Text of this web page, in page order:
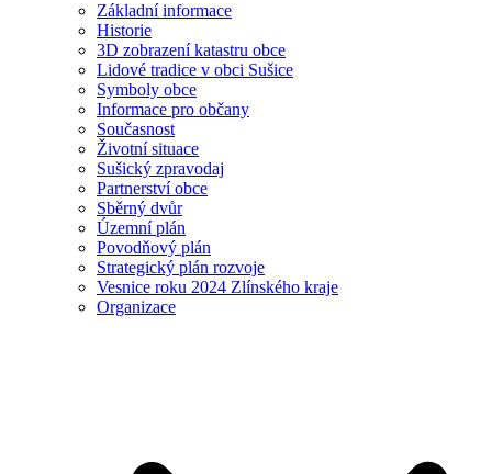
Základní informace
Historie
3D zobrazení katastru obce
Lidové tradice v obci Sušice
Symboly obce
Informace pro občany
Současnost
Životní situace
Sušický zpravodaj
Partnerství obce
Sběrný dvůr
Územní plán
Povodňový plán
Strategický plán rozvoje
Vesnice roku 2024 Zlínského kraje
Organizace